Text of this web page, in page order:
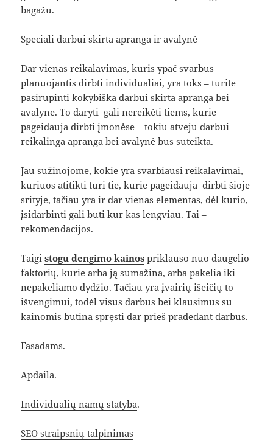
bagažu.
Speciali darbui skirta apranga ir avalynė
Dar vienas reikalavimas, kuris ypač svarbus
planuojantis dirbti individualiai, yra toks – turite
pasirūpinti kokybiška darbui skirta apranga bei
avalyne. To daryti gali nereikėti tiems, kurie
pageidauja dirbti įmonėse – tokiu atveju darbui
reikalinga apranga bei avalynė bus suteikta.
Jau sužinojome, kokie yra svarbiausi reikalavimai,
kuriuos atitikti turi tie, kurie pageidauja dirbti šioje
srityje, tačiau yra ir dar vienas elementas, dėl kurio,
įsidarbinti gali būti kur kas lengviau. Tai –
rekomendacijos.
Taigistogu dengimo kainos priklauso nuo daugelio
faktorių, kurie arba ją sumažina, arba pakelia iki
nepakeliamo dydžio. Tačiau yra įvairių išeičių to
išvengimui, todėl visus darbus bei klausimus su
kainomis būtina spręsti dar prieš pradedant darbus.
Fasadams.
Apdaila.
Individualių namų statyba.
SEO straipsnių talpinimas